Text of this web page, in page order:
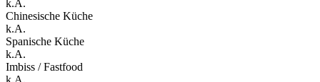
k.A.
Chinesische Küche
k.A.
Spanische Küche
k.A.
Imbiss / Fastfood
k.A.